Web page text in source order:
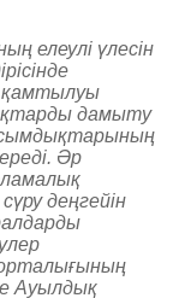
елеулі үлесін
қамтылуы
дамыту
Әр
деңгейін
Ауылдық